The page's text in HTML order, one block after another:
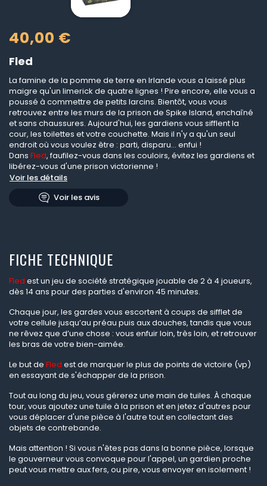
40,00 €
Fled
La famine de la pomme de terre en Irlande vous a laissé plus
maigre qu'un limerick de quatre lignes ! Pire encore, elle vous a
poussé à commettre de petits larcins. Bientôt, vous vous
retrouvez entre les murs de la prison de Spike Island, enchaîné
et sans chaussures. Aujourd'hui, les gardiens vous sifflent la
cour, les toilettes et votre couchette. Mais il n'y a qu'un seul
endroit où vous voulez être : parti, disparu... enfui !
Dans Fled, faufilez-vous dans les couloirs, évitez les gardiens et
libérez-vous d'une prison victorienne !
Voir les détails
Voir les avis
FICHE TECHNIQUE
Fled est un jeu de société stratégique jouable de 2 à 4 joueurs,
dès 14 ans pour des parties d'environ 45 minutes.
Chaque jour, les gardes vous escortent à coups de sifflet de
votre cellule jusqu’au préau puis aux douches, tandis que vous
ne rêvez que d’une chose : vous enfuir loin, très loin, et retrouver
les bras de votre bien-aimée.
Le but de Fled est de marquer le plus de points de victoire (vp)
en essayant de s'échapper de la prison.
Tout au long du jeu, vous gérerez une main de tuiles. À chaque
tour, vous ajoutez une tuile à la prison et en jetez d'autres pour
vous déplacer d'une pièce à l'autre tout en collectant des
objets de contrebande.
Mais attention ! Si vous n'êtes pas dans la bonne pièce, lorsque
le gouverneur vous convoque pour l'appel, un gardien proche
peut vous mettre aux fers, ou pire, vous envoyer en isolement !